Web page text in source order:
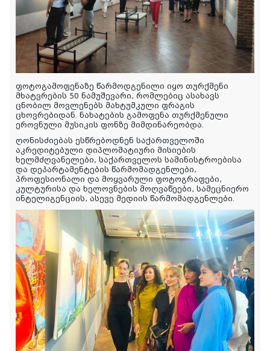
ფოტოგამოფენაზე წარმოდგენილი იყო თურქმენი
მხატვრების 50 ნამუშევარი, რომლებიც ასახავს
ცნობილ მოვლენებს მახტუმკული ფრაგის
ცხოვრებიდან. ნახატების გამოფენა თურქმენული
ეროვნული მუსიკის ფონზე მიმდინარეობდა.
ღონისძიებას ესწრებოდნენ საქართველოში
აკრედიტებული დიპლომატიური მისიების
ხელმძღვანელები, საქართველოს სამინისტროებისა
და დეპარტამენტების წარმომადგენლები,
პროფესიონალი და მოყვარული ფოტოგრაფები,
კულტურისა და ხელოვნების მოღვაწეები, სამეცნიერო
ინტელიგენციის, ასევე მედიის წარმომადგენლები.